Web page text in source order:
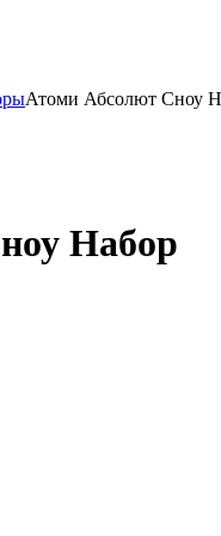
Атоми Абсолют Сноу
Набор